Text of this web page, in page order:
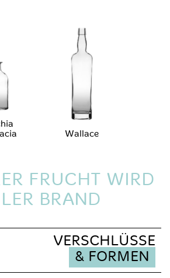
Wallace
FRUCHT WIRD
BRAND
VERSCHLÜSSE
& FORMEN